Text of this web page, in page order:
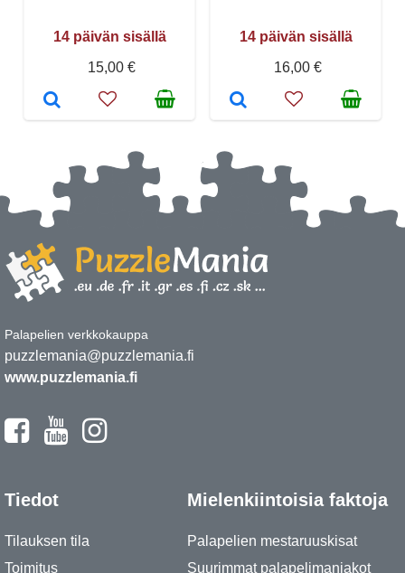
14 päivän sisällä
15,00 €
14 päivän sisällä
16,00 €
Palapelien verkkokauppa
puzzlemania@puzzlemania.fi
www.puzzlemania.fi
Tiedot
Tilauksen tila
Toimitus
Mielenkiintoisia faktoja
Palapelien mestaruuskisat
Suurimmat palapelimaniakot